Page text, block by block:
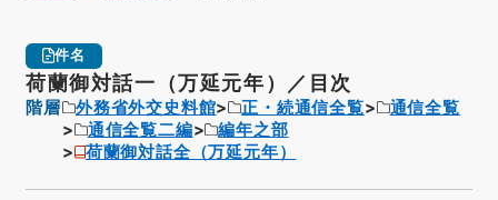
件名
荷蘭御対話一（万延元年）／目次
階層 外務省外交史料館 正・続通信全覧
通信全覧
通信全覧二編
編年之部
荷蘭御対話全（万延元年）